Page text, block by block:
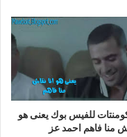
للفيس بوك يعنى هو
منا فاهم احمد عز